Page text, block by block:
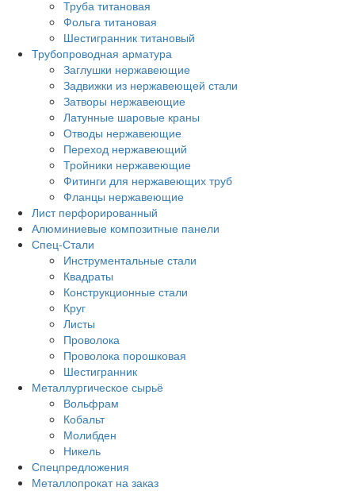
Труба титановая
Фольга титановая
Шестигранник титановый
Трубопроводная арматура
Заглушки нержавеющие
Задвижки из нержавеющей стали
Затворы нержавеющие
Латунные шаровые краны
Отводы нержавеющие
Переход нержавеющий
Тройники нержавеющие
Фитинги для нержавеющих труб
Фланцы нержавеющие
Лист перфорированный
Алюминиевые композитные панели
Спец-Стали
Инструментальные стали
Квадраты
Конструкционные стали
Круг
Листы
Проволока
Проволока порошковая
Шестигранник
Металлургическое сырьё
Вольфрам
Кобальт
Молибден
Никель
Спецпредложения
Металлопрокат на заказ